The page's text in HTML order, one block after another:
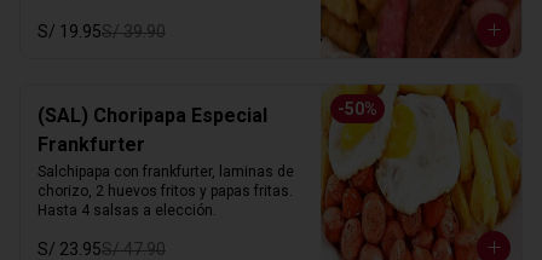
S/ 19.95S/ 39.90
-50%
(SAL) Choripapa Especial
Frankfurter
Salchipapa con frankfurter, laminas de
chorizo, 2 huevos fritos y papas fritas.
Hasta 4 salsas a elección.
S/ 23.95S/ 47.90